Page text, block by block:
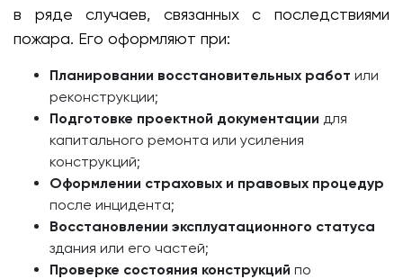
в ряде случаев, связанных с последствиями
пожара. Его оформляют при:
Планировании восстановительных работ или
реконструкции;
Подготовке проектной документации для
капитального ремонта или усиления
конструкций;
Оформлении страховых и правовых процедур
после инцидента;
Восстановлении эксплуатационного статуса
здания или его частей;
Проверке состояния конструкций по